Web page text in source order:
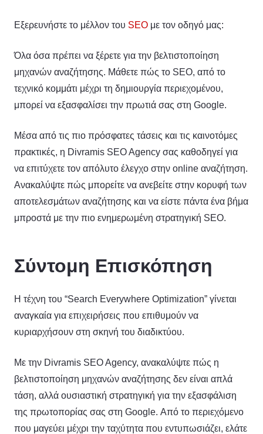
Εξερευνήστε το μέλλον του SEO με τον οδηγό μας:
Όλα όσα πρέπει να ξέρετε για την βελτιστοποίηση
μηχανών αναζήτησης. Μάθετε πώς το SEO, από το
τεχνικό κομμάτι μέχρι τη δημιουργία περιεχομένου,
μπορεί να εξασφαλίσει την πρωτιά σας στη Google.
Μέσα από τις πιο πρόσφατες τάσεις και τις καινοτόμες
πρακτικές, η Divramis SEO Agency σας καθοδηγεί για
να επιτύχετε τον απόλυτο έλεγχο στην online αναζήτηση.
Ανακαλύψτε πώς μπορείτε να ανεβείτε στην κορυφή των
αποτελεσμάτων αναζήτησης και να είστε πάντα ένα βήμα
μπροστά με την πιο ενημερωμένη στρατηγική SEO.
Σύντομη Επισκόπηση
H τέχνη του “Search Everywhere Optimization” γίνεται
αναγκαία για επιχειρήσεις που επιθυμούν να
κυριαρχήσουν στη σκηνή του διαδικτύου.
Με την Divramis SEO Agency, ανακαλύψτε πώς η
βελτιστοποίηση μηχανών αναζήτησης δεν είναι απλά
τάση, αλλά ουσιαστική στρατηγική για την εξασφάλιση
της πρωτοπορίας σας στη Google. Από το περιεχόμενο
που μαγεύει μέχρι την ταχύτητα που εντυπωσιάζει, ελάτε